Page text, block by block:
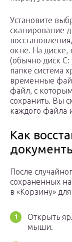
Установите
сканирование
окне. На диске,
(обычно диск
папке система
временные
файл, с
сохранить. Вы
каждого файла
Как
После
сохраненных
в «Корзину»
Открыть
мыши.